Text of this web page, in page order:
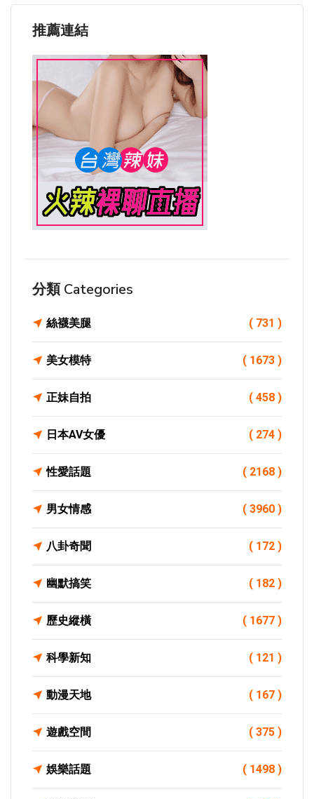
推薦連結
分類 Categories
絲襪美腿 ( 731 )
美女模特 ( 1673 )
正妹自拍 ( 458 )
日本AV女優 ( 274 )
性愛話題 ( 2168 )
男女情感 ( 3960 )
八卦奇聞 ( 172 )
幽默搞笑 ( 182 )
歷史縱橫 ( 1677 )
科學新知 ( 121 )
動漫天地 ( 167 )
遊戲空間 ( 375 )
娛樂話題 ( 1498 )